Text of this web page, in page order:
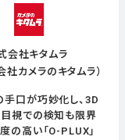
会社キタムラ
社カメラのキタムラ）
口が巧妙化し、3D
目視での検知も限界
の高い「O-PLUX」